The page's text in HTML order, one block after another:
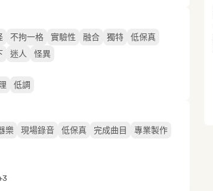
不拘一格 實驗性 融合 獨特
低保真
迷人 怪異
低調
樂 現場錄音 低保真 完成曲目
專業製作